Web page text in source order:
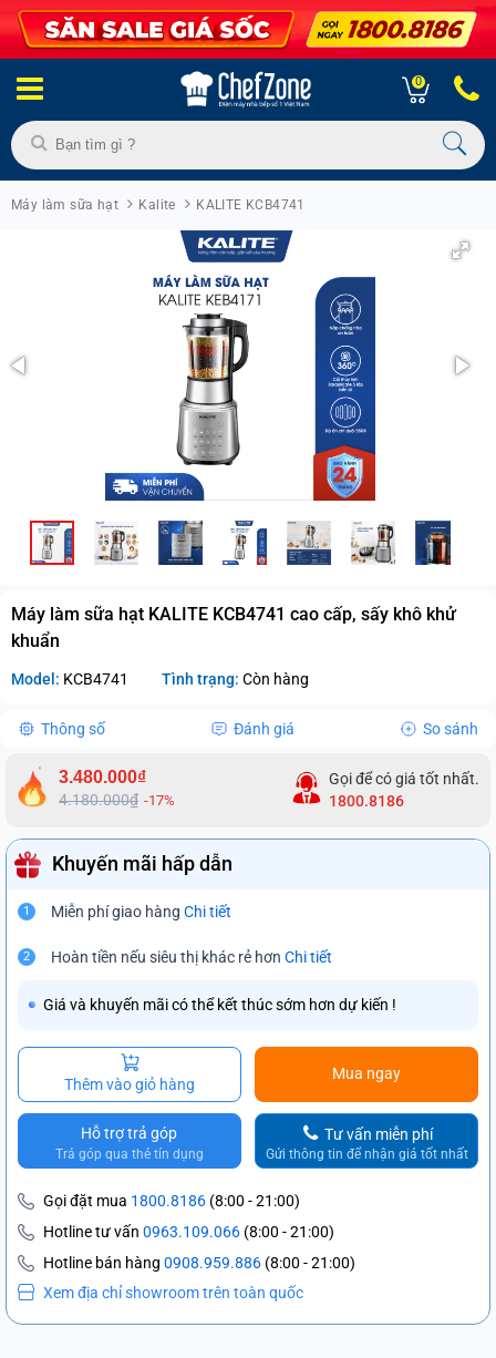
0
Máy làm sữa hạt Kalite KALITE KCB4741
Máy làm sữa hạt KALITE KCB4741 cao cấp, sấy khô khử
khuẩn
Model: KCB4741 Tình trạng: Còn hàng
Thông số Đánh giá So sánh
3.480.000₫
4.180.000₫ -17%
Gọi để có giá tốt nhất.
1800.8186
Khuyến mãi hấp dẫn
1 Miễn phí giao hàng Chi tiết
2 Hoàn tiền nếu siêu thị khác rẻ hơn Chi tiết
Giá và khuyến mãi có thể kết thúc sớm hơn dự kiến !
Thêm vào giỏ hàng
Mua ngay
Hỗ trợ trả góp
Trả góp qua thẻ tín dụng
Tư vấn miễn phí
Gửi thông tin để nhận giá tốt nhất
Gọi đặt mua 1800.8186 (8:00 - 21:00)
Hotline tư vấn 0963.109.066 (8:00 - 21:00)
Hotline bán hàng 0908.959.886 (8:00 - 21:00)
Xem địa chỉ showroom trên toàn quốc